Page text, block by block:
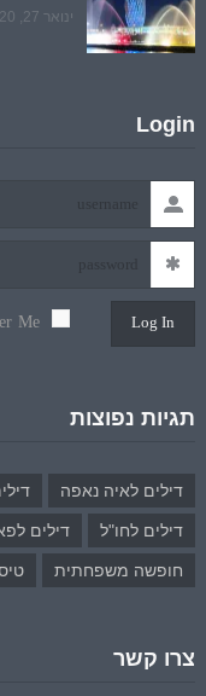
ינואר 27, 2020
Login
Log In
Me
תגיות נפוצות
דילים לאיה נאפה
דילים לחו"ל דילים
חופשה משפחתית
צרו קשר